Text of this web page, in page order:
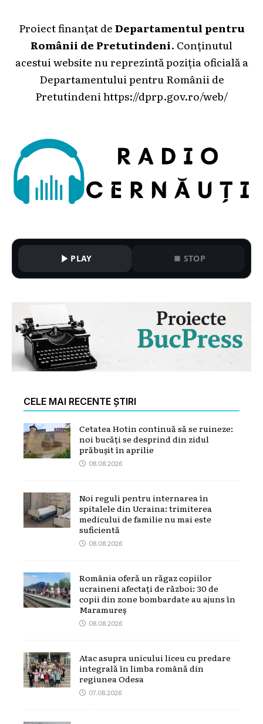
Proiect finanțat deDepartamentul pentru
Românii de Pretutindeni. Conținutul
acestui website nu reprezintă poziția oficială a
Departamentului pentru Românii de
Pretutindeni https://dprp.gov.ro/web/
PLAY STOP
CELE MAI RECENTE ȘTIRI
Cetatea Hotin continuă să se ruineze:
noi bucăți se desprind din zidul
prăbușit în aprilie
08.08.2026
Noi reguli pentru internarea în
spitalele din Ucraina: trimiterea
medicului de familie nu mai este
suficientă
08.08.2026
România oferă un răgaz copiilor
ucraineni afectați de război: 30 de
copii din zone bombardate au ajuns în
Maramureș
08.08.2026
Atac asupra unicului liceu cu predare
integrală în limba română din
regiunea Odesa
07.08.2026